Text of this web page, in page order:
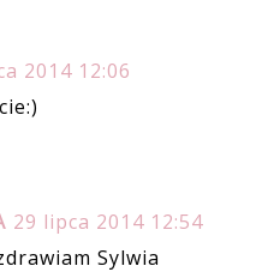
2014 12:06
29 lipca 2014 12:54
Sylwia